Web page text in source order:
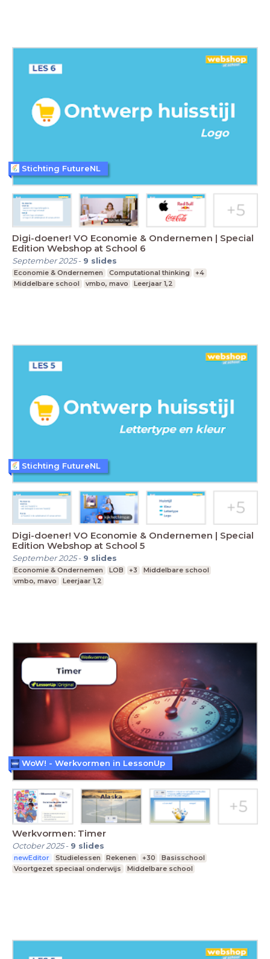
Digi-doener! VO Economie & Ondernemen | Special
Edition Webshop at School 6
September 2025- 9 slides
Economie & Ondernemen Computational thinking
+4
Middelbare school
vmbo, mavo Leerjaar 1,2
Stichting FutureNL
Digi-doener! VO Economie & Ondernemen | Special
Edition Webshop at School 5
September 2025- 9 slides
Economie & Ondernemen LOB +3
Middelbare school
vmbo, mavo
Leerjaar 1,2
Stichting FutureNL
Werkvormen: Timer
October 2025- 9 slides
newEditor Studielessen Rekenen +30
Basisschool
Voortgezet speciaal onderwijs
Middelbare school
WoW! - Werkvormen in LessonUp